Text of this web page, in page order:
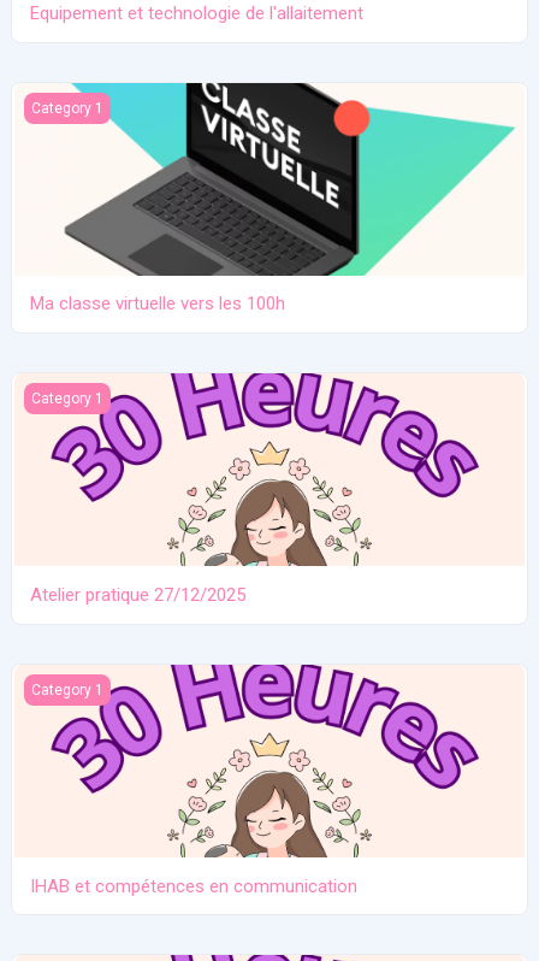
Equipement et technologie de l'allaitement
Ma classe virtuelle vers les 100h
Category 1
Ma classe virtuelle vers les 100h
Atelier pratique 27/12/2025
Category 1
Atelier pratique 27/12/2025
IHAB et compétences en communication
Category 1
IHAB et compétences en communication